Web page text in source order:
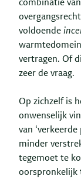
combinatie
voldoende
vertragen. Of
zeer de vraag.
Op zichzelf is
onwenselijk
van
minder
tegemoet te
oorspronkelijk